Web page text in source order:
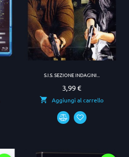
S.I.S. SEZIONE INDAGINI...
Prezzo
3,99 €
Aggiungi al carrello